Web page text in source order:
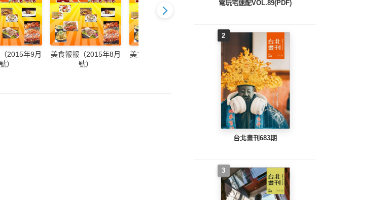
2015年9月
號）
美食報報（2015年8月
號）
美食報報（2015年7月
美食報報（2015年6月
號）
電玩宅速配VOL.89(PDF)
2
台北畫刊683期
3